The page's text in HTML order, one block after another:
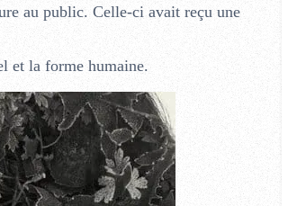
au public. Celle-ci avait reçu une
et la forme humaine.